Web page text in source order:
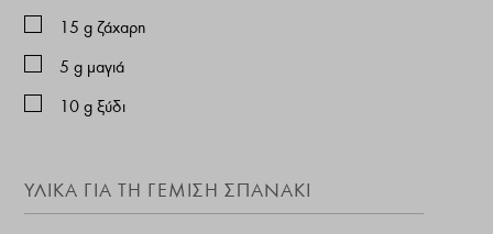
15 g ζάχαρη
5 g μαγιά
10 g ξύδι
ΥΛΙΚΑ ΓΙΑ ΤΗ ΓΕΜΙΣΗ ΣΠΑΝΑΚΙ